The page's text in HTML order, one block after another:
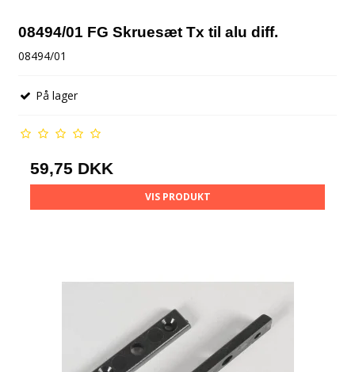
08494/01 FG Skruesæt Tx til alu diff.
08494/01
På lager
59,75 DKK
VIS PRODUKT